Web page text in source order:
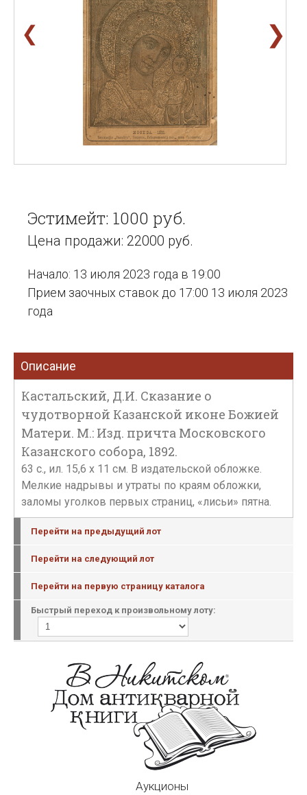
❮ ❯
Эстимейт: 1000 руб.
Цена продажи: 22000 руб.
Начало: 13 июля 2023 года в 19:00
Прием заочных ставок до 17:00 13 июля 2023
года
Описание
Кастальский, Д.И. Сказание о
чудотворной Казанской иконе Божией
Матери. М.: Изд. причта Московского
Казанского собора, 1892.
63 с., ил. 15,6 х 11 см. В издательской обложке.
Мелкие надрывы и утраты по краям обложки,
заломы уголков первых страниц, «лисьи» пятна.
Перейти на предыдущий лот
Перейти на следующий лот
Перейти на первую страницу каталога
Быстрый переход к произвольному лоту:
Аукционы